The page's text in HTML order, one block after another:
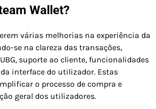
Wallet?
várias melhorias na experiência da
se na clareza das transações,
suporte ao cliente, funcionalidades
interface do utilizador. Estas
o processo de compra e
geral dos utilizadores.